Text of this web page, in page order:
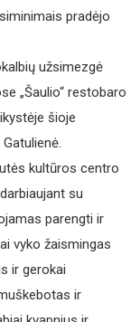
pradėjo
užsimezgė
„Šaulio“ restobaro
šioje
kultūros centro
su
parengti ir
vyko žaismingas
ir gerokai
ir